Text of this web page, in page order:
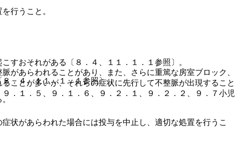
すおそれがある〔８．４、１１．１．１参照〕。
．４、１１．１．１参照〕。
行うこと。
あらわれることがあり、また、さらに重篤な房室ブロック、
ことが多いが、それらの症状に先行して不整脈が出現すること
．１．５、９．１．６、９．２．１、９．２．２、９．７小児
状があらわれた場合には投与を中止し、適切な処置を行うこ